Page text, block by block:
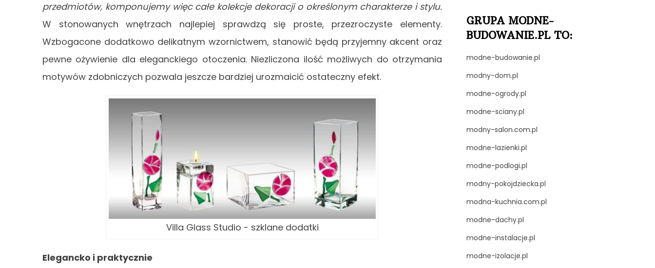
przedmiotów, komponujemy więc całe kolekcje dekoracji o określonym charakterze i stylu.
W stonowanych wnętrzach najlepiej sprawdzą się proste, przezroczyste elementy.
Wzbogacone dodatkowo delikatnym wzornictwem, stanowić będą przyjemny akcent oraz
pewne ożywienie dla eleganckiego otoczenia. Niezliczona ilość możliwych do otrzymania
motywów zdobniczych pozwala jeszcze bardziej urozmaicić ostateczny efekt.
Villa Glass Studio - szklane dodatki
Elegancko i praktycznie
GRUPA MODNE-
BUDOWANIE.PL TO:
modne-budowanie.pl
modny-dom.pl
modne-ogrody.pl
modne-sciany.pl
modny-salon.com.pl
modne-lazienki.pl
modne-podlogi.pl
modny-pokojdziecka.pl
modna-kuchnia.com.pl
modne-dachy.pl
modne-instalacje.pl
modne-izolacje.pl